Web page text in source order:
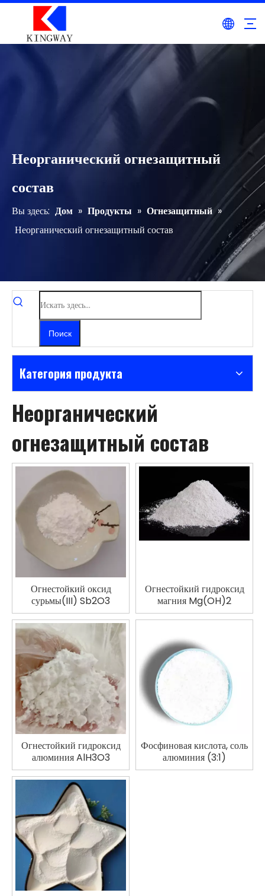
Неорганический огнезащитный
состав
Вы здесь: Дом » Продукты » Огнезащитный »
Неорганический огнезащитный состав
Поиск
Категория продукта
Неорганический
огнезащитный состав
Огнестойкий оксид
сурьмы(III) Sb2O3
Огнестойкий гидроксид
магния Mg(OH)2
Огнестойкий гидроксид
алюминия AlH3O3
Фосфиновая кислота, соль
алюминия (3:1)